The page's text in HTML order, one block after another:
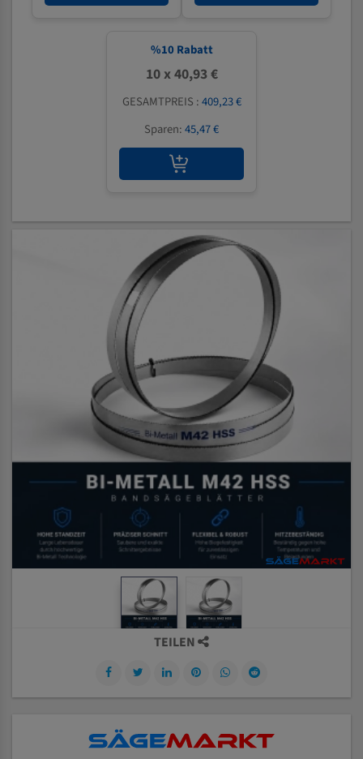
%10 Rabatt
10 x 40,93 €
GESAMTPREIS :409,23 €
Sparen:45,47 €
TEILEN